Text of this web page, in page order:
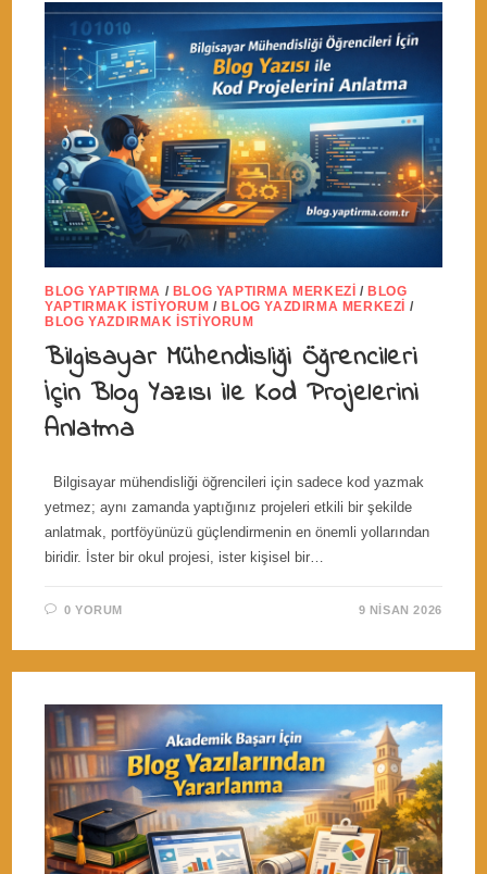
BLOG YAPTIRMA / BLOG YAPTIRMA MERKEZI / BLOG
YAPTIRMAK İSTIYORUM / BLOG YAZDIRMA MERKEZI /
BLOG YAZDIRMAK İSTIYORUM
Bilgisayar Mühendisliği Öğrencileri
İçin Blog Yazısı ile Kod Projelerini
Anlatma
Bilgisayar mühendisliği öğrencileri için sadece kod yazmak
yetmez; aynı zamanda yaptığınız projeleri etkili bir şekilde
anlatmak, portföyünüzü güçlendirmenin en önemli yollarından
biridir. İster bir okul projesi, ister kişisel bir…
0 YORUM 9 NISAN 2026